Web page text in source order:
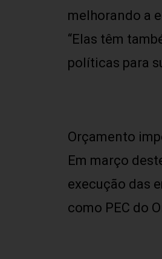
melhorando a
“Elas têm
políticas para
Orçamento
Em março
execução das
como PEC do